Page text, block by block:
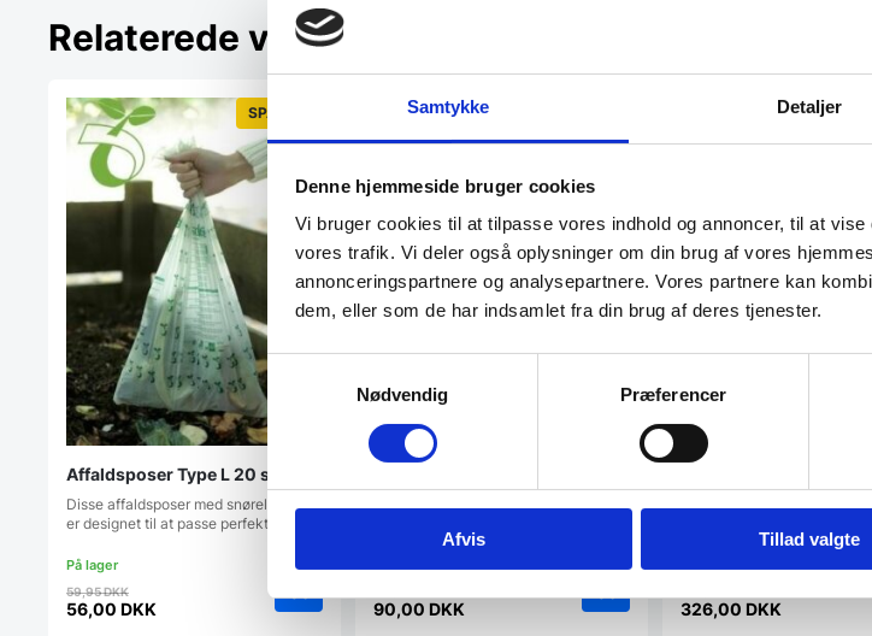
Samtykke Detaljer
Denne hjemmeside bruger cookies
Vi bruger cookies til at tilpasse vores indhold og annoncer, til at
vores trafik. Vi deler også oplysninger om din brug af vores
annonceringspartnere og analysepartnere. Vores partnere kan
dem, eller som de har indsamlet fra din brug af deres tjenester.
Samtykkevalg
Nødvendig
Præferencer
Afvis Tillad valgte
Relaterede varer
SPAR 7%
Affaldsposer Type L 20 stk
Disse affaldsposer med snørelukning
er designet til at passe perfekt til…
59,95DKKDen
oprindelige
56,00 DKK
tandbørsteholder, der matcher dit
stilfulde…
oprindelige
90,00 DKK
White
Organiser dit brusebad
på én gang - forkæl det
oprindelige
326,00 DKK